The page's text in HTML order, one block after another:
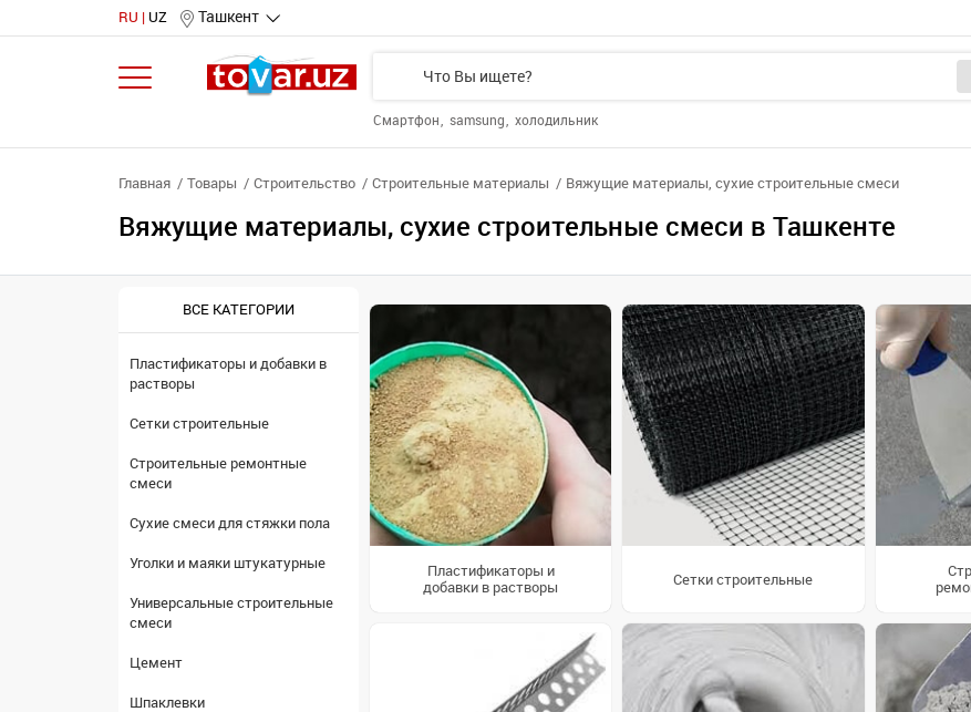
RU UZ Ташкент
Смартфон samsung холодильник
Главная Товары Строительство Строительные материалы Вяжущие материалы, сухие строительные смеси
Вяжущие материалы, сухие строительные смеси в Ташкенте
ВСЕ КАТЕГОРИИ
Пластификаторы и добавки в
растворы
Сетки строительные
Строительные ремонтные
смеси
Сухие смеси для стяжки пола
Уголки и маяки штукатурные
Универсальные строительные
смеси
Цемент
Шпаклевки
Пластификаторы и
добавки в растворы
Сетки строительные